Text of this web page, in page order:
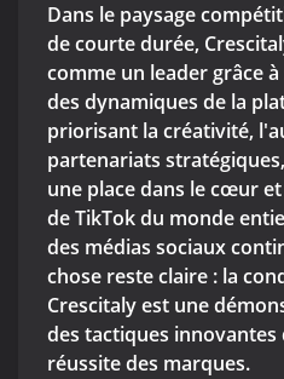
Dans le paysage
de courte durée,
comme un leader grâce
des dynamiques de la
priorisant la créativité,
partenariats
une place dans le cœur
de TikTok du monde
des médias sociaux
chose reste claire : la
Crescitaly est une
des tactiques innovantes
réussite des marques.